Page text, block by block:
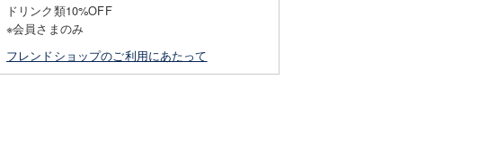
ドリンク類10%OFF
※会員さまのみ
フレンドショップのご利用にあたって